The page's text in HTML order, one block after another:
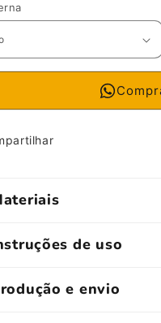
de uso
e envio